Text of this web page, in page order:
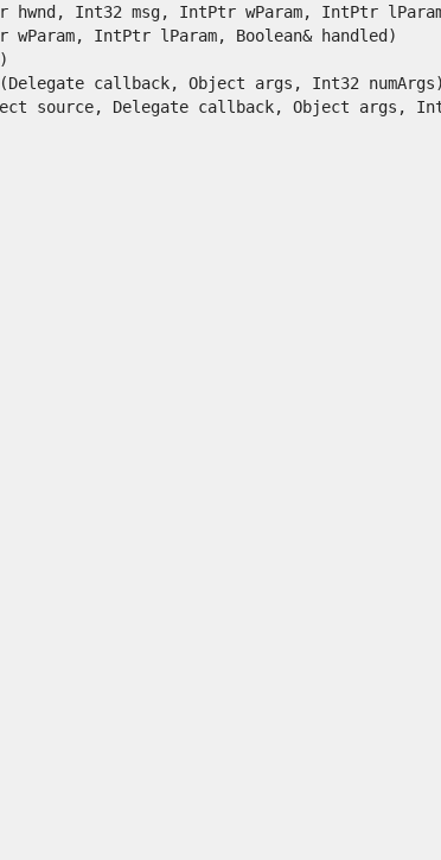
hwnd, Int32 msg, IntPtr wParam, IntPtr
wParam, IntPtr lParam, Boolean& handled)
callback, Object args, Int32 numArgs)
source, Delegate callback, Object args,